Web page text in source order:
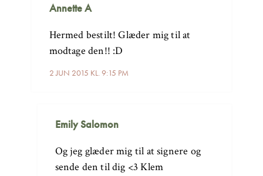
Annette A
2 JUN 2015 KL. 9:15 PM
Hermed bestilt! Glæder mig til at
modtage den!! :D
Emily Salomon
Og jeg glæder mig til at signere og
sende den til dig <3 Klem